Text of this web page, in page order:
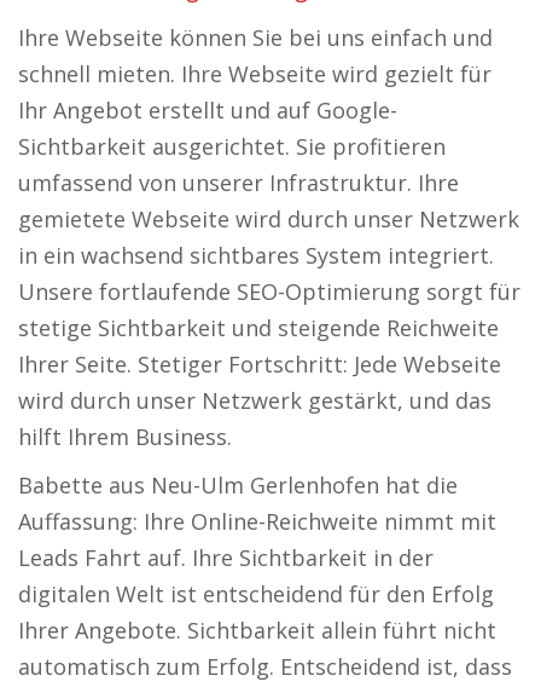
Ihre Webseite können Sie bei uns einfach und
schnell mieten. Ihre Webseite wird gezielt für
Ihr Angebot erstellt und auf Google-
Sichtbarkeit ausgerichtet. Sie profitieren
umfassend von unserer Infrastruktur. Ihre
gemietete Webseite wird durch unser Netzwerk
in ein wachsend sichtbares System integriert.
Unsere fortlaufende SEO-Optimierung sorgt für
stetige Sichtbarkeit und steigende Reichweite
Ihrer Seite. Stetiger Fortschritt: Jede Webseite
wird durch unser Netzwerk gestärkt, und das
hilft Ihrem Business.
Babette aus Neu-Ulm Gerlenhofen hat die
Auffassung: Ihre Online-Reichweite nimmt mit
Leads Fahrt auf. Ihre Sichtbarkeit in der
digitalen Welt ist entscheidend für den Erfolg
Ihrer Angebote. Sichtbarkeit allein führt nicht
automatisch zum Erfolg. Entscheidend ist, dass